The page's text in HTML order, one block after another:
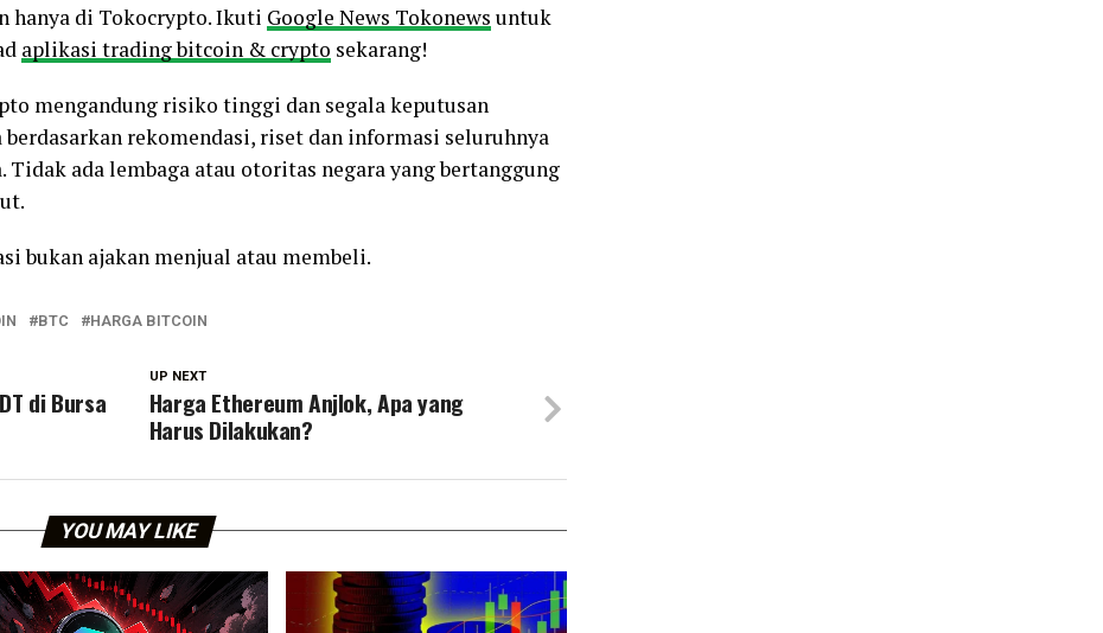
hanya di Tokocrypto. Ikuti Google News Tokonews untuk
aplikasi trading bitcoin & crypto sekarang!
mengandung risiko tinggi dan segala keputusan
rekomendasi, riset dan informasi seluruhnya
Tidak ada lembaga atau otoritas negara yang bertanggung
bukan ajakan menjual atau membeli.
BTC HARGA BITCOIN
UP NEXT
Harga Ethereum Anjlok, Apa yang
Harus Dilakukan?
di Bursa
YOU MAY LIKE